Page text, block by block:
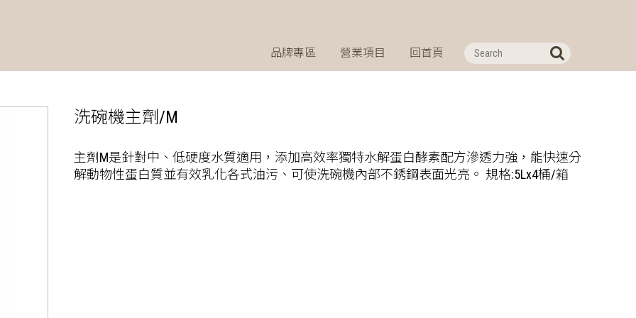
品牌專區 營業項目 回首頁
洗碗機主劑/M
主劑M是針對中、低硬度水質適用，添加高效率獨特水解蛋白酵素配方滲透力強，能快速分
解動物性蛋白質並有效乳化各式油污、可使洗碗機內部不銹鋼表面光亮。 規格:5Lx4桶/箱